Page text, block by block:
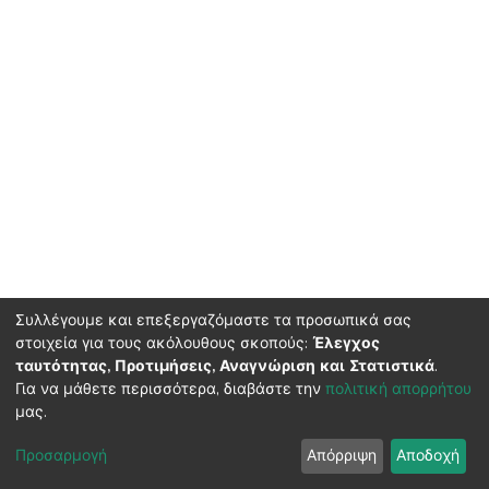
HMU Library & Information Center, Tel: (+30) 2810 379330,
irepository@hmu.gr
Instructions
Copyright © 2026, Department of Educational Process Coordination
and Support, HMU | Based on Dspace
Συλλέγουμε και επεξεργαζόμαστε τα προσωπικά σας
στοιχεία για τους ακόλουθους σκοπούς: Έλεγχος
ταυτότητας, Προτιμήσεις, Αναγνώριση και Στατιστικά.
Για να μάθετε περισσότερα, διαβάστε την πολιτική απορρήτου
μας.
Προσαρμογή Απόρριψη Αποδοχή